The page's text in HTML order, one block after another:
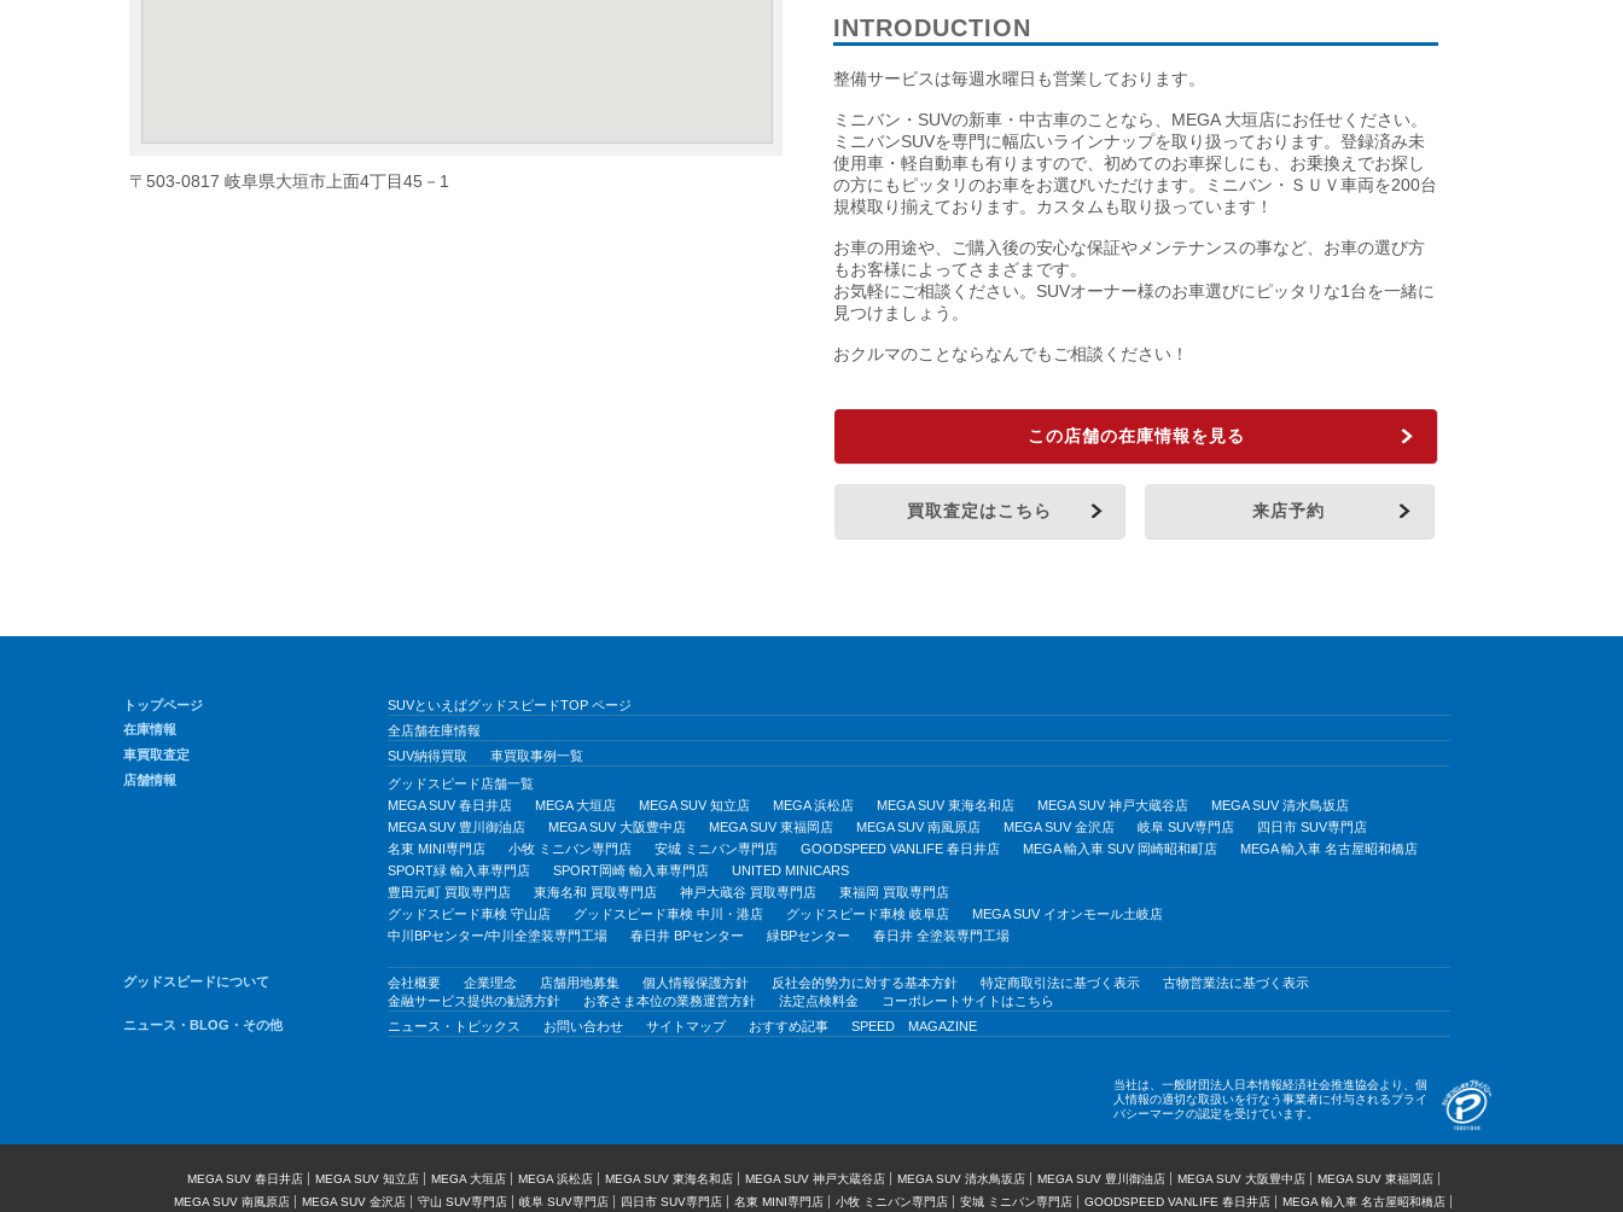
INTRODUCTION
整備サービスは毎週水曜日も営業しております。
ミニバン・SUVの新車・中古車のことなら、MEGA 大垣店にお任せください。
ミニバンSUVを専門に幅広いラインナップを取り扱っております。登録済み未
使用車・軽自動車も有りますので、初めてのお車探しにも、お乗換えでお探し
の方にもピッタリのお車をお選びいただけます。ミニバン・ＳＵＶ車両を200台
規模取り揃えております。カスタムも取り扱っています！
お車の用途や、ご購入後の安心な保証やメンテナンスの事など、お車の選び方
もお客様によってさまざまです。
お気軽にご相談ください。SUVオーナー様のお車選びにピッタリな1台を一緒に
見つけましょう。
おクルマのことならなんでもご相談ください！
この店舗の在庫情報を見る
買取査定はこちら 来店予約
〒503-0817 岐阜県大垣市上面4丁目45－1
トップページ
SUVといえばグッドスピードTOP ページ
在庫情報
全店舗在庫情報
車買取査定
SUV納得買取
車買取事例一覧
店舗情報
グッドスピード店舗一覧
MEGA SUV 春日井店
MEGA 大垣店 MEGA SUV 知立店 MEGA 浜松店 MEGA SUV 東海名和店 MEGA SUV 神戸大蔵谷店
MEGA SUV 清水鳥坂店
MEGA SUV 豊川御油店
MEGA SUV 大阪豊中店 MEGA SUV 東福岡店 MEGA SUV 南風原店 MEGA SUV 金沢店 岐阜 SUV専門店
四日市 SUV専門店
名東 MINI専門店
小牧 ミニバン専門店 安城 ミニバン専門店 GOODSPEED VANLIFE 春日井店 MEGA 輸入車 SUV 岡崎昭和町店
MEGA 輸入車 名古屋昭和橋店
SPORT緑 輸入車専門店
SPORT岡崎 輸入車専門店
UNITED MINICARS
豊田元町 買取専門店
東海名和 買取専門店 神戸大蔵谷 買取専門店
東福岡 買取専門店
グッドスピード車検 守山店
グッドスピード車検 中川・港店 グッドスピード車検 岐阜店
MEGA SUV イオンモール土岐店
中川BPセンター/中川全塗装専門工場
春日井 BPセンター 緑BPセンター 春日井 全塗装専門工場
グッドスピードについて 会社概要 企業理念 店舗用地募集 個人情報保護方針 反社会的勢力に対する基本方針 特定商取引法に基づく表示
古物営業法に基づく表示
金融サービス提供の勧誘方針
お客さま本位の業務運営方針 法定点検料金
コーポレートサイトはこちら
ニュース・BLOG・その他
ニュース・トピックス お問い合わせ サイトマップ おすすめ記事 SPEED MAGAZINE
当社は、一般財団法人日本情報経済社会推進協会より、個
人情報の適切な取扱いを行なう事業者に付与されるプライ
バシーマークの認定を受けています。
MEGA SUV 春日井店 MEGA SUV 知立店 MEGA 大垣店 MEGA 浜松店 MEGA SUV 東海名和店 MEGA SUV 神戸大蔵谷店 MEGA SUV 清水鳥坂店 MEGA SUV 豊川御油店 MEGA SUV 大阪豊中店
MEGA SUV 東福岡店
MEGA SUV 南風原店
MEGA SUV 金沢店 守山 SUV専門店 岐阜 SUV専門店 四日市 SUV専門店 名東 MINI専門店 小牧 ミニバン専門店 安城 ミニバン専門店 GOODSPEED VANLIFE 春日井店 MEGA 輸入車 名古屋昭和橋店